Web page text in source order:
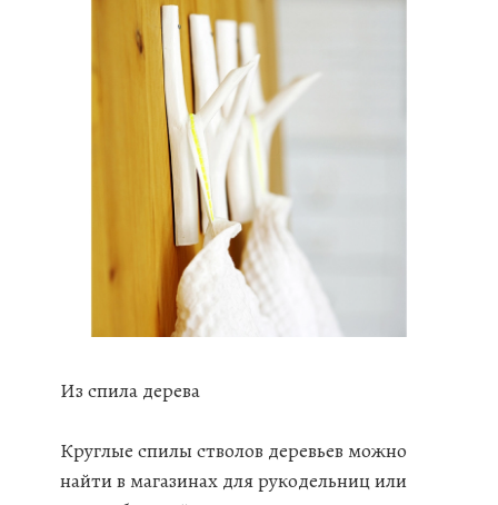
Из спила дерева
Круглые спилы стволов деревьев можно
найти в магазинах для рукодельниц или